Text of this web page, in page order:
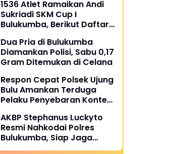
1536 Atlet Ramaikan Andi
Sukriadi SKM Cup I
Bulukumba, Berikut Daftar
Dua Pria di Bulukumba
Diamankan Polisi, Sabu 0,17
Gram Ditemukan di Celana
Respon Cepat Polsek Ujung
Bulu Amankan Terduga
Pelaku Penyebaran Konten
AKBP Stephanus Luckyto
Resmi Nahkodai Polres
Bulukumba, Siap Jaga
Kondusivitas Wilayah